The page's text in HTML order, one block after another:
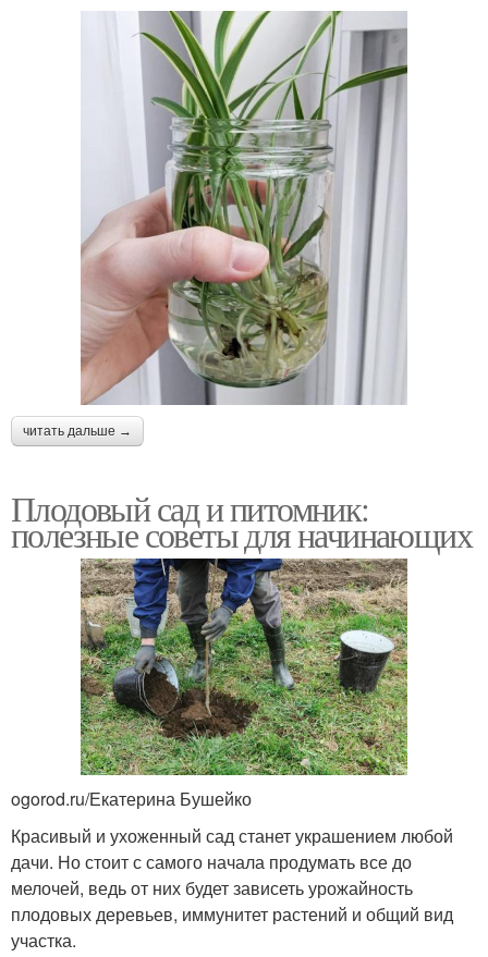
читать дальше →
Плодовый сад и питомник:
полезные советы для начинающих
ogorod.ru/Екатерина Бушейко
Красивый и ухоженный сад станет украшением любой
дачи. Но стоит с самого начала продумать все до
мелочей, ведь от них будет зависеть урожайность
плодовых деревьев, иммунитет растений и общий вид
участка.